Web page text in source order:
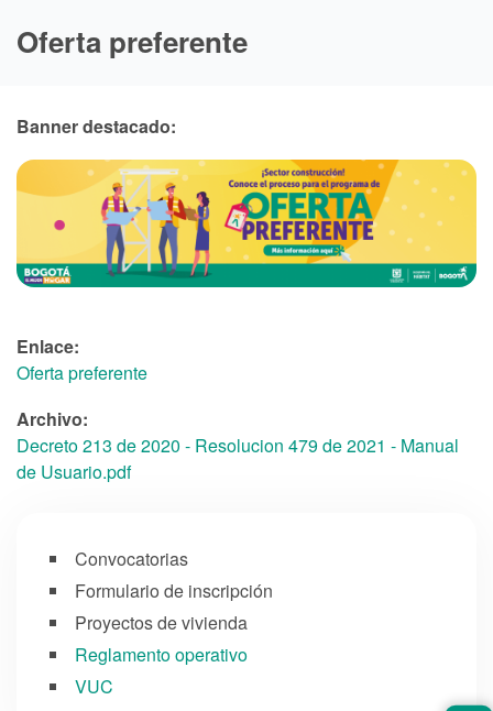
Oferta preferente
Banner destacado:
Enlace:
Oferta preferente
Archivo:
Decreto 213 de 2020 - Resolucion 479 de 2021 - Manual
de Usuario.pdf
Convocatorias
Formulario de inscripción
Proyectos de vivienda
Reglamento operativo
VUC